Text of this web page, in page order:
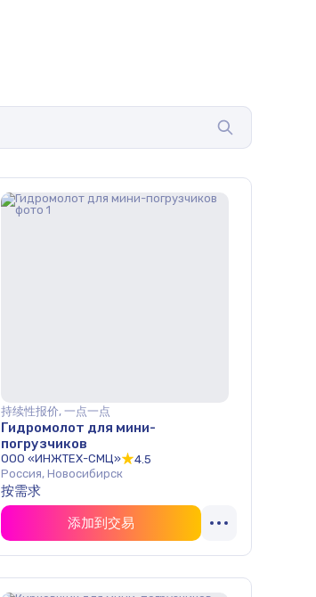
持续性报价, 一点一点
Гидромолот для мини-
погрузчиков
ООО «ИНЖТЕХ-СМЦ»
4.5
Россия, Новосибирск
按需求
添加到交易